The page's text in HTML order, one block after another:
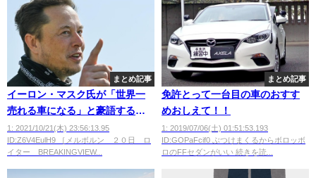
まとめ記事
イーロン・マスク氏が「世界一
売れる車になる」と豪語するテ
スラ・モデルYの「カローラ超
え」に現実味
1: 2021/10/21(木) 23:56:13.95
ID:Z6V4EulH9 ［メルボルン ２０日 ロ
イター BREAKINGVIEW...
まとめ記事
免許とって一台目の車のおすす
めおしえて！！
1: 2019/07/06(土) 01:51:53.193
ID:GOPaFcif0 ぶつけまくるからボロッボ
ロのFFセダンがいい 続きを読...